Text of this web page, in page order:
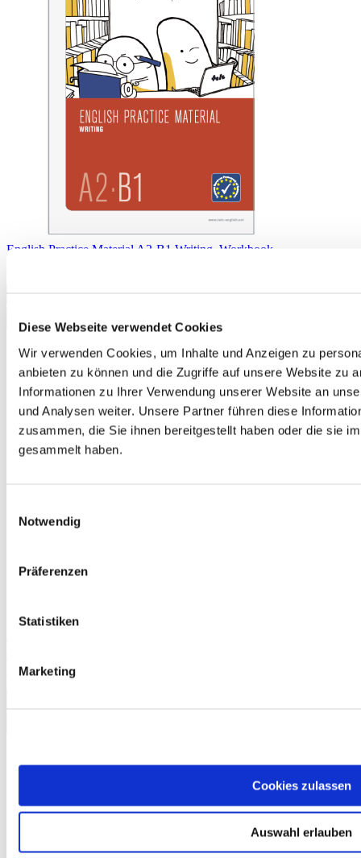
Diese Webseite verwendet Cookies
Wir verwenden Cookies, um Inhalte und Anzeigen zu
anbieten zu können und die Zugriffe auf unsere Website zu
Informationen zu Ihrer Verwendung unserer Website an
und Analysen weiter. Unsere Partner führen diese
zusammen, die Sie ihnen bereitgestellt haben oder die sie
gesammelt haben.
Notwendig
Präferenzen
Statistiken
Marketing
Cookies zulassen
Auswahl erlauben
English Practice Material A2-B1 Writing, Workbook
€6.50